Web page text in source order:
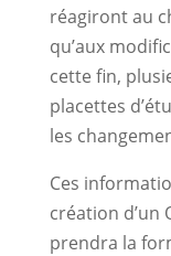
réagiront au
qu’aux
cette fin,
placettes
les
Ces
création
prendra la